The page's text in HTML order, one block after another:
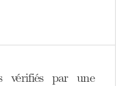
vérifiés par une